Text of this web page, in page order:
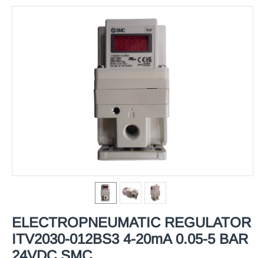
ELECTROPNEUMATIC REGULATOR
ITV2030-012BS3 4-20mA 0.05-5 BAR